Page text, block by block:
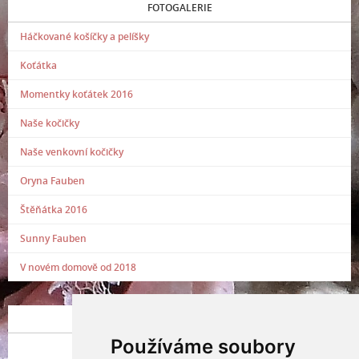
Používáme soubory
FOTOGALERIE
Háčkované košíčky a pelíšky
Koťátka
Momentky koťátek 2016
Naše kočičky
Naše venkovní kočičky
Oryna Fauben
Štěňátka 2016
Sunny Fauben
V novém domově od 2018